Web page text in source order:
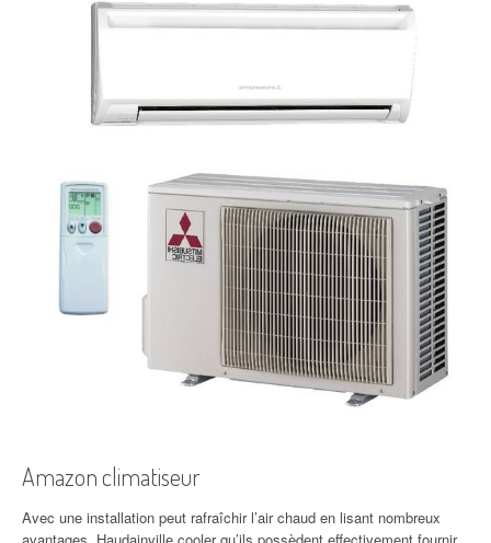
Amazon climatiseur
Avec une installation peut rafraîchir l’air chaud en lisant nombreux